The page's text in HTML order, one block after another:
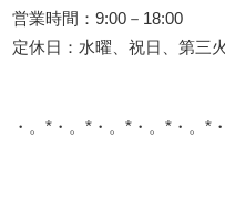
営業時間：9:00－18:00
定休日：水曜、祝日、第三
・。*・。*・。*・。*・。*